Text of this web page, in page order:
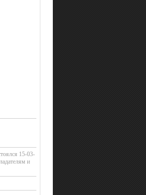
15-03-
и